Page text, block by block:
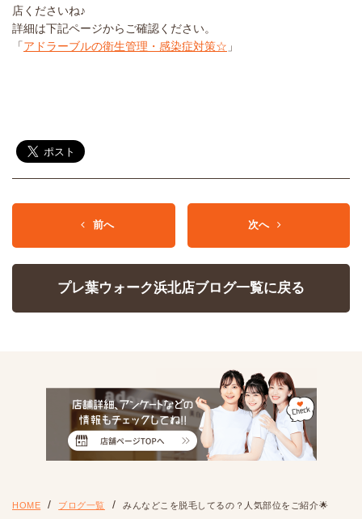
店くださいね♪
詳細は下記ページからご確認ください。
「アドラーブルの衛生管理・感染症対策☆ 」
前へ 次へ
プレ葉ウォーク浜北店ブログ一覧に戻る
HOME ブログ一覧 みんなどこを脱毛してるの？人気部位をご紹介🌟